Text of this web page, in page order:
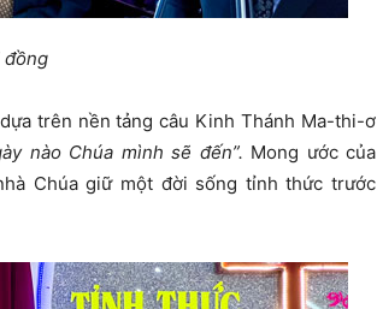
đồng
trên nền tảng câu Kinh Thánh Ma-thi-ơ
nào Chúa mình sẽ đến”. Mong ước của
Chúa giữ một đời sống tỉnh thức trước